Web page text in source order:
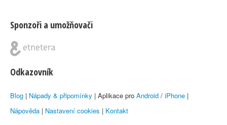
Sponzoři a umožňovači
Odkazovník
Blog | Nápady & připomínky | Aplikace pro Android / iPhone |
Nápověda | Nastavení cookies | Kontakt